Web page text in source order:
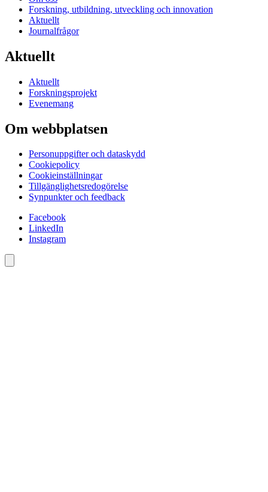
Forskning, utbildning, utveckling och innovation
Aktuellt
Journalfrågor
Aktuellt
Aktuellt
Forskningsprojekt
Evenemang
Om webbplatsen
Personuppgifter och dataskydd
Cookiepolicy
Cookieinställningar
Tillgänglighetsredogörelse
Synpunkter och feedback
Facebook
LinkedIn
Instagram